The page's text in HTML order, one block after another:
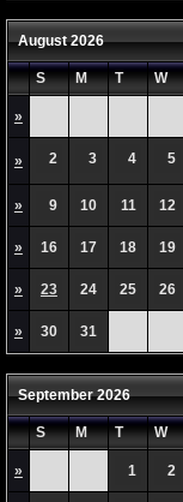
August 2026
S M T W
»
» 2 3 4 5
» 9 10 11 12
» 16 17 18 19
» 23 24 25 26
» 30 31
September 2026
S M T W
» 1 2